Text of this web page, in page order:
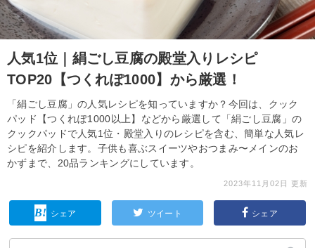
人気1位｜絹ごし豆腐の殿堂入りレシピ
TOP20【つくれぽ1000】から厳選！
「絹ごし豆腐」の人気レシピを知っていますか？今回は、クック
パッド【つくれぽ1000以上】などから厳選して「絹ごし豆腐」の
クックパッドで人気1位・殿堂入りのレシピを含む、簡単な人気レ
シピを紹介します。子供も喜ぶスイーツやおつまみ〜メインのお
かずまで、20品ランキングにしています。
2023年11月02日 更新
シェア ツイート シェア